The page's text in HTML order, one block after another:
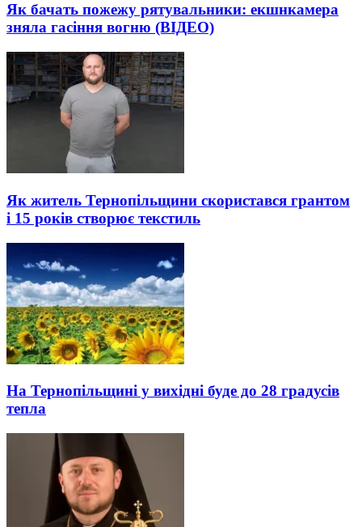
Як бачать пожежу рятувальники: екшнкамера
зняла гасіння вогню (ВІДЕО)
Як житель Тернопільщини скористався грантом
і 15 років створює текстиль
На Тернопільщині у вихідні буде до 28 градусів
тепла